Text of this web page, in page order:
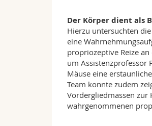
Der Körper dient als
Hierzu untersuchten
eine
propriozeptive Reize
um Assistenzprofessor
Mäuse eine
Team konnte zudem
Vordergliedmassen
wahrgenommenen